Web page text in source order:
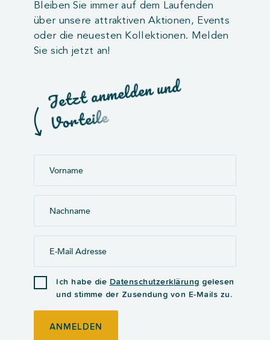
Bleiben Sie immer auf dem Laufenden
über unsere attraktiven Aktionen, Events
oder die neuesten Kollektionen. Melden
Sie sich jetzt an!
Jetztanmeldenund
Vorteile
Ich habe die Datenschutzerklärung gelesen
und stimme der Zusendung von E-Mails zu.
ANMELDEN